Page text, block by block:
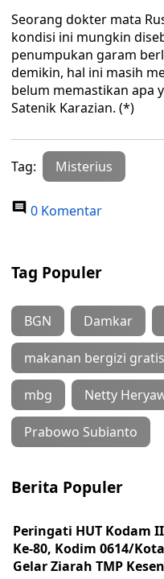
Seorang dokter mata
kondisi ini mungkin
penumpukan garam
demikin, hal ini masih
belum memastikan apa
Satenik Karazian. (*)
Tag: Misterius
0 Komentar
Tag Populer
BGN Damkar
makanan bergizi gratis
mbg Netty
Prabowo Subianto
Berita Populer
Peringati HUT Kodam
Ke-80, Kodim 0614/
Gelar Ziarah TMP